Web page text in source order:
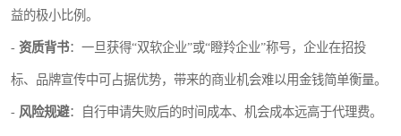
益的极小比例。
- 资质背书：一旦获得“双软企业”或“瞪羚企业”称号，企业在招投
标、品牌宣传中可占据优势，带来的商业机会难以用金钱简单衡量。
- 风险规避：自行申请失败后的时间成本、机会成本远高于代理费。